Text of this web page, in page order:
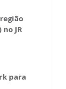
JR
para